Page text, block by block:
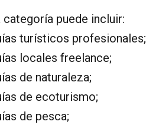
categoría puede incluir:
turísticos profesionales;
locales freelance;
de naturaleza;
de ecoturismo;
de pesca;